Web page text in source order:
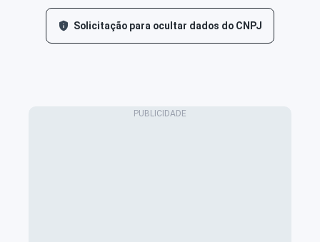
Solicitação para ocultar dados do CNPJ